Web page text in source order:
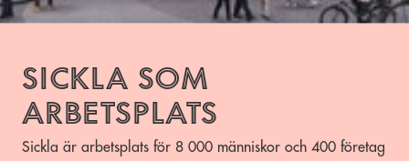
Sickla som
arbetsplats
Sickla är arbetsplats för 8 000 människor och 400 företag